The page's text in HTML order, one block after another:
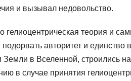
и вызывал недовольство.
гелиоцентрическая теория и
авторитет и
в Вселенной, строились
в случае принятия